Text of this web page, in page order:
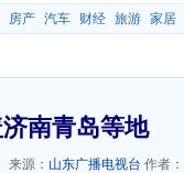
房产 汽车 财经 旅游 家居
南青岛等地
来源： 山东广播电视台 作者：